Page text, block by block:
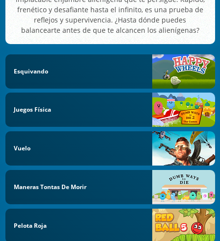
frenético y desafiante hasta el infinito, es una prueba de
reflejos y supervivencia. ¿Hasta dónde puedes
balancearte antes de que te alcancen los alienígenas?
Esquivando
Juegos Física
Vuelo
Maneras Tontas De Morir
Pelota Roja